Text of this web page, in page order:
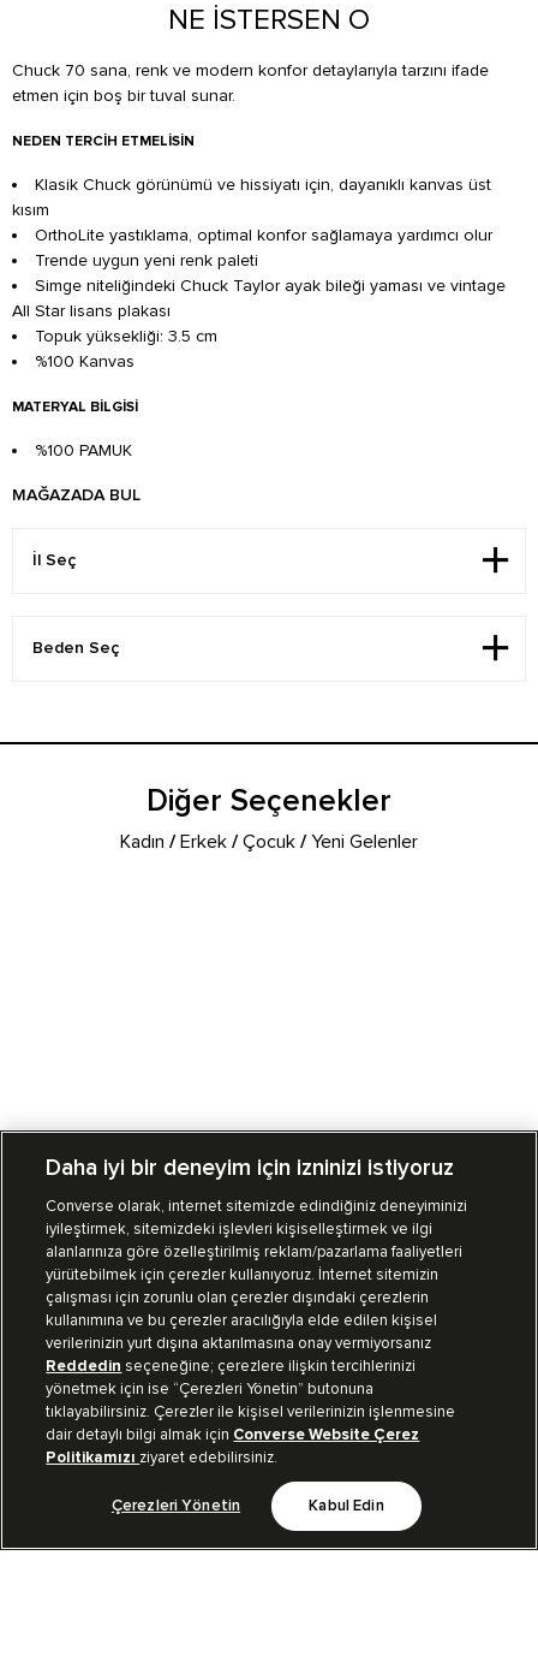
NE İSTERSEN O
Chuck 70 sana, renk ve modern konfor detaylarıyla tarzını ifade
etmen için boş bir tuval sunar.
NEDEN TERCIH ETMELISIN
Klasik Chuck görünümü ve hissiyatı için, dayanıklı kanvas üst
kısım
OrthoLite yastıklama, optimal konfor sağlamaya yardımcı olur
Trende uygun yeni renk paleti
Simge niteliğindeki Chuck Taylor ayak bileği yaması ve vintage
All Star lisans plakası
Topuk yüksekliği: 3.5 cm
%100 Kanvas
MATERYAL BILGISI
%100 PAMUK
MAĞAZADA BUL
Diğer Seçenekler
Kadın /Erkek /Çocuk /Yeni Gelenler
Mağazalarımız Sipariş Takibi
Müşteri İlişkileri
Koleksiyon
Kurumsal
Bizi Takip Et
Daha iyi bir deneyim için izninizi istiyoruz
Converse olarak, internet sitemizde edindiğiniz deneyiminizi
iyileştirmek, sitemizdeki işlevleri kişiselleştirmek ve ilgi
alanlarınıza göre özelleştirilmiş reklam/pazarlama faaliyetleri
yürütebilmek için çerezler kullanıyoruz. İnternet sitemizin
çalışması için zorunlu olan çerezler dışındaki çerezlerin
kullanımına ve bu çerezler aracılığıyla elde edilen kişisel
verilerinizin yurt dışına aktarılmasına onay vermiyorsanız
Reddedin seçeneğine; çerezlere ilişkin tercihlerinizi
yönetmek için ise “Çerezleri Yönetin” butonuna
tıklayabilirsiniz. Çerezler ile kişisel verilerinizin işlenmesine
dair detaylı bilgi almak için Converse Website Çerez
Politikamızı ziyaret edebilirsiniz.
Çerezleri Yönetin Kabul Edin